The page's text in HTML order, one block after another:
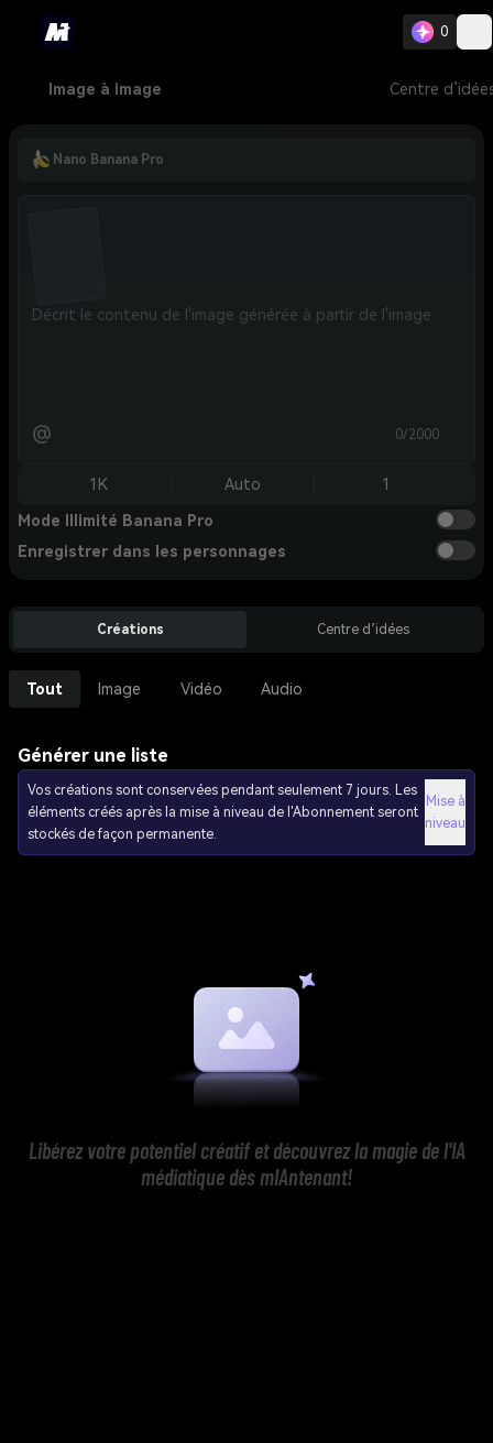
0
Image à image Centre
Nano Banana Pro
@ 0/2000
1K Auto 1
Mode Illimité Banana Pro
Enregistrer dans les personnages
Créations Centre d’idées
Tout Image Vidéo Audio
Générer une liste
Vos créations sont conservées pendant seulement 7 jours. Les
éléments créés après la mise à niveau de l'Abonnement seront
stockés de façon permanente.
Mise à
niveau
Libérez votre potentiel créatif et découvrez la magie de l'IA
médiatique dès mIAntenant!